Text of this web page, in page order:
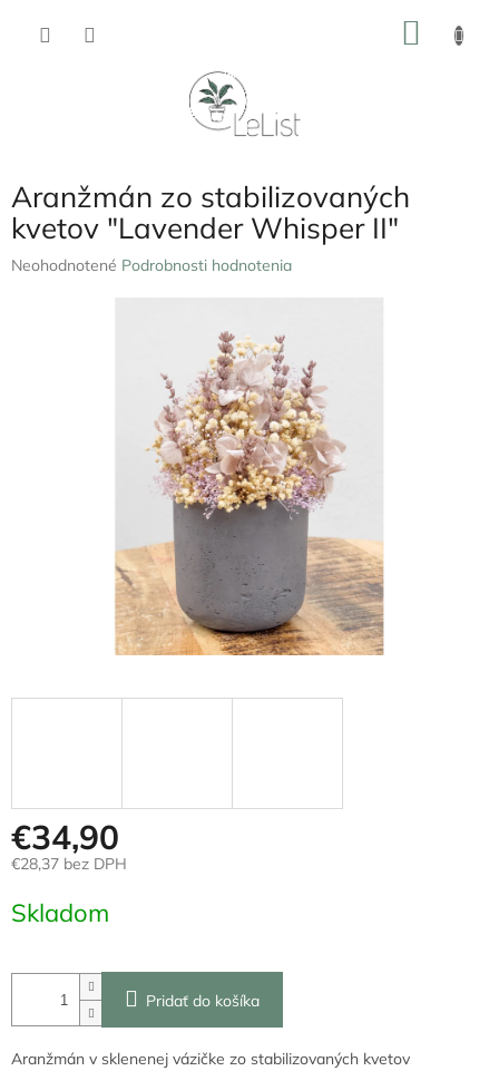
Aranžmán zo stabilizovaných
kvetov "Lavender Whisper II"
Priemerné
Neohodnotené Podrobnosti hodnotenia
€34,90
€28,37 bez DPH
cena:
Skladom
Pridať do košíka
Aranžmán v sklenenej vázičke zo stabilizovaných kvetov